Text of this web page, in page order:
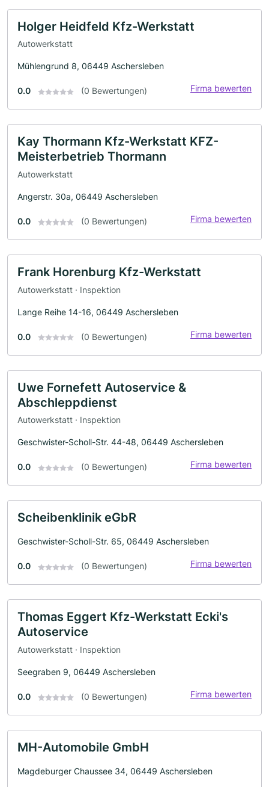
Holger Heidfeld Kfz-Werkstatt
Autowerkstatt
Mühlengrund 8, 06449 Aschersleben
0.0 (0 Bewertungen) Firma bewerten
Kay Thormann Kfz-Werkstatt KFZ-
Meisterbetrieb Thormann
Autowerkstatt
Angerstr. 30a, 06449 Aschersleben
0.0 (0 Bewertungen) Firma bewerten
Frank Horenburg Kfz-Werkstatt
Autowerkstatt · Inspektion
Lange Reihe 14-16, 06449 Aschersleben
0.0 (0 Bewertungen) Firma bewerten
Uwe Fornefett Autoservice &
Abschleppdienst
Autowerkstatt · Inspektion
Geschwister-Scholl-Str. 44-48, 06449 Aschersleben
0.0 (0 Bewertungen) Firma bewerten
Scheibenklinik eGbR
Geschwister-Scholl-Str. 65, 06449 Aschersleben
0.0 (0 Bewertungen) Firma bewerten
Thomas Eggert Kfz-Werkstatt Ecki's
Autoservice
Autowerkstatt · Inspektion
Seegraben 9, 06449 Aschersleben
0.0 (0 Bewertungen) Firma bewerten
MH-Automobile GmbH
Magdeburger Chaussee 34, 06449 Aschersleben